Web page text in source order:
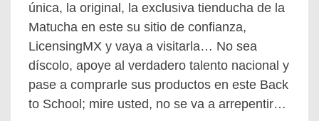
única, la original, la exclusiva tienducha de la
Matucha en este su sitio de confianza,
LicensingMX y vaya a visitarla… No sea
díscolo, apoye al verdadero talento nacional y
pase a comprarle sus productos en este Back
to School; mire usted, no se va a arrepentir…